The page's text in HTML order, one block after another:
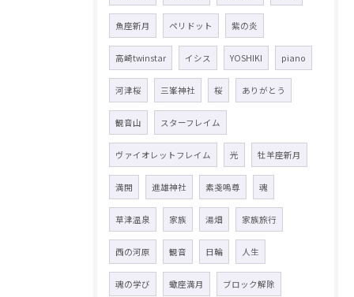
魚座新月 ペリドット 紫の炎
高崎twinstar イシス YOSHIKI piano
河津桜 三峯神社 桜 ありがとう
観音山 スターフレイム
ヴァイオレットフレイム 光 牡羊座新月
満開 進雄神社 素戔嗚尊 魂
草津温泉 家族 湯畑 家族旅行
西の河原 観音 日輪 人生
魂の学び 蠍座満月 ブロック解除